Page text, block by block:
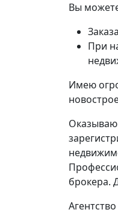
Вы
При
Имею
Оказываю
брокера.